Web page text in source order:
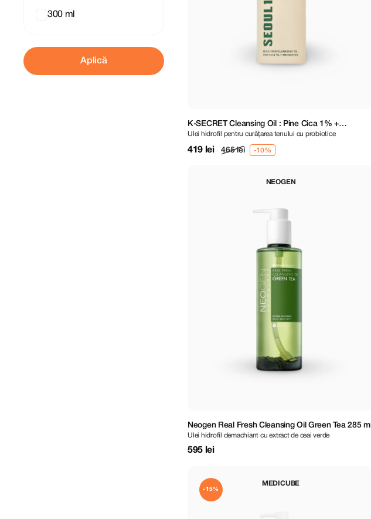
300 ml
Aplică
K-SECRET Cleansing Oil : Pine Cica 1% +
Probiotics 200 ml
Ulei hidrofil pentru curățarea tenului cu probiotice
419 lei 465 lei
NEOGEN
Neogen Real Fresh Cleansing Oil Green Tea 285 ml
Ulei hidrofil demachiant cu extract de ceai verde
595 lei
MEDICUBE
-15%